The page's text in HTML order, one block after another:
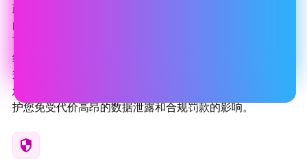
政府机构肩负着保护管理敏感国家及地方数据的关键系统
的重任。HeroDevs 的“Never-Ending Support (NES) ”服务
可确保您的已停维护开源软件——无论多么过时——通过持
续的安全补丁、漏洞修复和更新，始终保持安全并符合合
规要求。我们采取的主动式方法可确保在任何潜在漏洞对
您的金融基础设施构成风险之前将其识别并修复，从而保
护您免受代价高昂的数据泄露和合规罚款的影响。